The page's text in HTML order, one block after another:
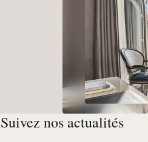
Suivez nos actualités